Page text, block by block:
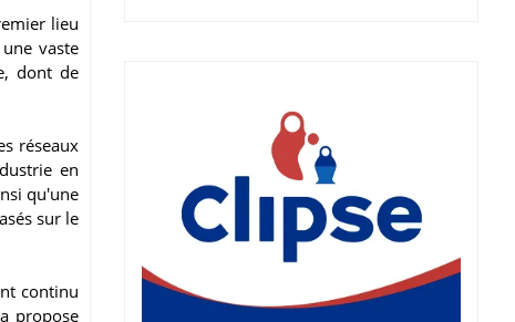
lieu
vaste
dont de
réseaux
en
qu'une
sur le
continu
propose